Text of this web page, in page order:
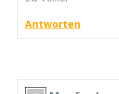
Antworten